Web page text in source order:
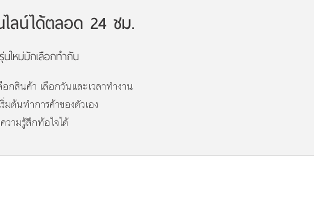
ลน์ได้ตลอด 24 ชม.
ใหม่มักเลือกทำกัน
กสินค้า เลือกวันและเวลาทำงาน
ต้นทำการค้าของตัวเอง
ามรู้สึกท้อใจได้